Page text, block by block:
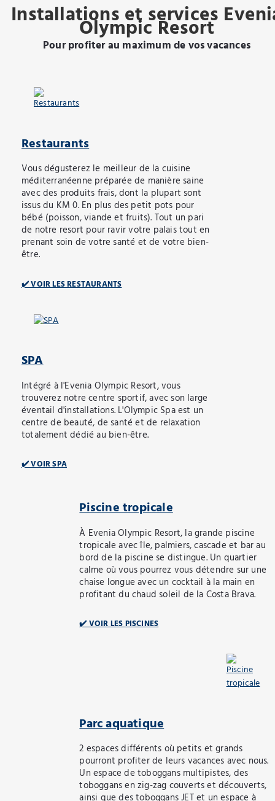
Installations et services
Olympic Resort
Pour profiter au maximum de vos vacances
Restaurants
Vous dégusterez le meilleur de la cuisine
méditerranéenne préparée de manière saine
avec des produits frais, dont la plupart sont
issus du KM 0. En plus des petit pots pour
bébé (poisson, viande et fruits). Tout un pari
de notre resort pour ravir votre palais tout en
prenant soin de votre santé et de votre bien-
être.
✔️ VOIR LES RESTAURANTS
SPA
Intégré à l'Evenia Olympic Resort, vous
trouverez notre centre sportif, avec son large
éventail d'installations. L'Olympic Spa est un
centre de beauté, de santé et de relaxation
totalement dédié au bien-être.
✔️ VOIR SPA
Piscine tropicale
À Evenia Olympic Resort, la grande piscine
tropicale avec île, palmiers, cascade et bar au
bord de la piscine se distingue. Un quartier
calme où vous pourrez vous détendre sur une
chaise longue avec un cocktail à la main en
profitant du chaud soleil de la Costa Brava.
✔️ VOIR LES PISCINES
Parc aquatique
2 espaces différents où petits et grands
pourront profiter de leurs vacances avec nous.
Un espace de toboggans multipistes, des
toboggans en zig-zag couverts et découverts,
ainsi que des toboggans JET et un espace à